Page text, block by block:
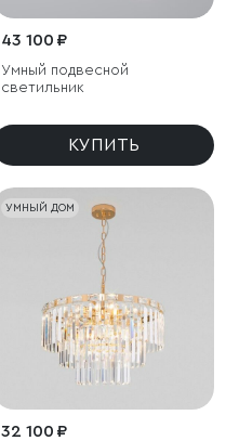
43 100 ₽
Умный подвесной
светильник
КУПИТЬ
УМНЫЙ ДОМ
32 100 ₽